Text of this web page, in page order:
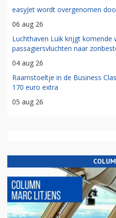
easyJet wordt overgenomen
06 aug 26
Luchthaven Luik krijgt komende
passagiersvluchten naar
04 aug 26
Raamstoeltje in de Business
170 euro extra
05 aug 26